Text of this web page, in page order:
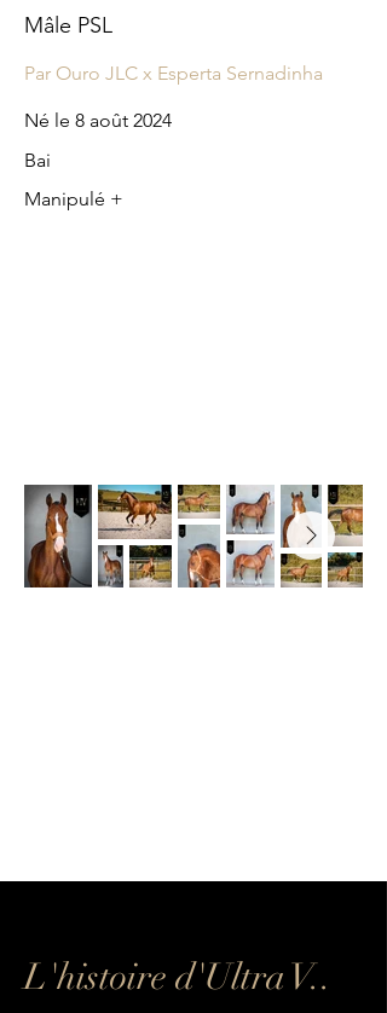
Mâle PSL
Par Ouro JLC x Esperta Sernadinha
Né le 8 août 2024
Bai
Manipulé +
​L'histoire d'Ultra V..